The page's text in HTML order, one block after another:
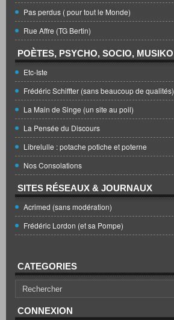
Pas perdus ( pour tout le Monde)
Rue Affre (TG Bertin)
POÈTES, PSYCHO, SOCIO, MUSIKO
Etc-Iste
Frédéric Schiffter (sans beaucoup de qualités)
La Main de Singe (un site au poil)
La Pensée du Discours
Librelulle : potache potiche et poterne
Nos Consolations
SITES RÉSEAUX & JOURNAUX
Acrimed (sans modération)
Frédéric Lordon (et sa Pompe)
CATEGORIES
CONNEXION